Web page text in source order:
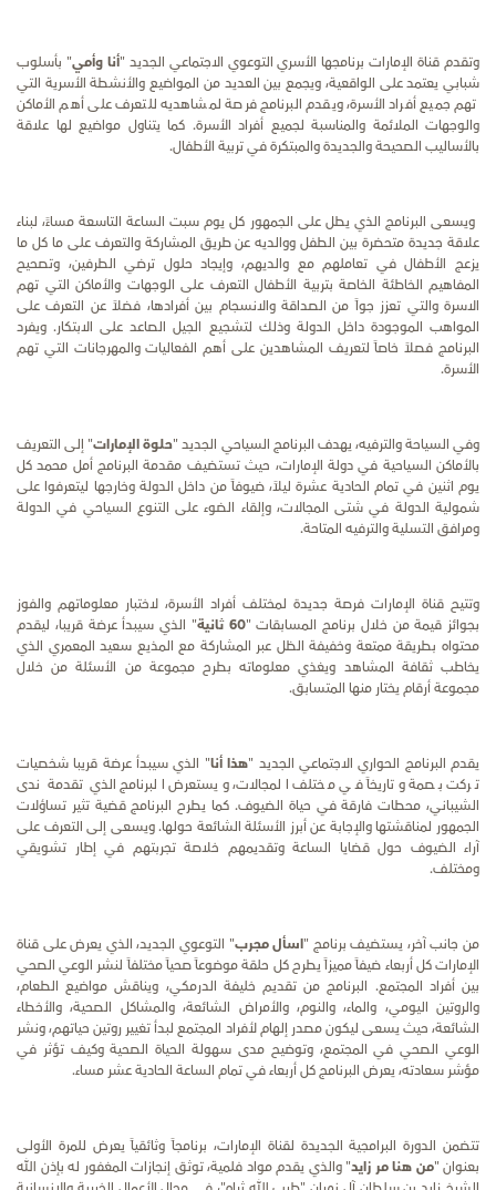
وتقدم قناة الإمارات برنامجها الأسري التوعوي الاجتماعي الجديد "أنا وأمي" بأسلوب
شبابي يعتمد على الواقعية، ويجمع بين العديد من المواضيع والأنشطة الأسرية التي
تهم جميع أفراد الأسرة، ويقدم البرنامج فرصة لمشاهديه للتعرف على أهم الأماكن
والوجهات الملائمة والمناسبة لجميع أفراد الأسرة. كما يتناول مواضيع لها علاقة
بالأساليب الصحيحة والجديدة والمبتكرة في تربية الأطفال.
ويسعى البرنامج الذي يطل على الجمهور كل يوم سبت الساعة التاسعة مساءً، لبناء
علاقة جديدة متحضرة بين الطفل ووالديه عن طريق المشاركة والتعرف على ما كل ما
يزعج الأطفال في تعاملهم مع والديهم، وإيجاد حلول ترضي الطرفين، وتصحيح
المفاهيم الخاطئة الخاصة بتربية الأطفال التعرف على الوجهات والأماكن التي تهم
الاسرة والتي تعزز جواً من الصداقة والانسجام بين أفرادها، فضلاً عن التعرف على
المواهب الموجودة داخل الدولة وذلك لتشجيع الجيل الصاعد على الابتكار. ويفرد
البرنامج فصلاً خاصاً لتعريف المشاهدين على أهم الفعاليات والمهرجانات التي تهم
الأسرة.
وفي السياحة والترفيه، يهدف البرنامج السياحي الجديد "حلوة الإمارات" إلى التعريف
بالأماكن السياحية في دولة الإمارات، حيث تستضيف مقدمة البرنامج أمل محمد كل
يوم اثنين في تمام الحادية عشرة ليلاً، ضيوفاً من داخل الدولة وخارجها ليتعرفوا على
شمولية الدولة في شتى المجالات، وإلقاء الضوء على التنوع السياحي في الدولة
ومرافق التسلية والترفيه المتاحة.
وتتيح قناة الإمارات فرصة جديدة لمختلف أفراد الأسرة، لاختبار معلوماتهم والفوز
بجوائز قيمة من خلال برنامج المسابقات "60 ثانية " الذي سيبدأ عرضة قريبا، ليقدم
محتواه بطريقة ممتعة وخفيفة الظل عبر المشاركة مع المذيع سعيد المعمري الذي
يخاطب ثقافة المشاهد ويغذي معلوماته بطرح مجموعة من الأسئلة من خلال
مجموعة أرقام يختار منها المتسابق.
يقدم البرنامج الحواري الاجتماعي الجديد "هذا أنا" الذي سيبدأ عرضة قريبا شخصيات
تركت بصمة وتاريخاً في مختلف المجالات، ويستعرض البرنامج الذي تقدمة ندى
الشيباني، محطات فارقة في حياة الضيوف. كما يطرح البرنامج قضية تثير تساؤلات
الجمهور لمناقشتها والإجابة عن أبرز الأسئلة الشائعة حولها. ويسعى إلى التعرف على
آراء الضيوف حول قضايا الساعة وتقديمهم خلاصة تجربتهم في إطار تشويقي
ومختلف.
من جانب آخر، يستضيف برنامج "اسأل مجرب" التوعوي الجديد، الذي يعرض على قناة
الإمارات كل أربعاء ضيفاً مميزاً يطرح كل حلقة موضوعاً صحياً مختلفاً لنشر الوعي الصحي
بين أفراد المجتمع. البرنامج من تقديم خليفة الدرمكي، ويناقش مواضيع الطعام،
والروتين اليومي، والماء، والنوم، والأمراض الشائعة، والمشاكل الصحية، والأخطاء
الشائعة، حيث يسعى ليكون مصدر إلهام لأفراد المجتمع لبدأ تغيير روتين حياتهم، ونشر
الوعي الصحي في المجتمع، وتوضيح مدى سهولة الحياة الصحية وكيف تؤثر في
مؤشر سعادته، يعرض البرنامج كل أربعاء في تمام الساعة الحادية عشر مساء.
تتضمن الدورة البرامجية الجديدة لقناة الإمارات، برنامجاً وثائقياً يعرض للمرة الأولى
بعنوان "من هنا مر زايد" والذي يقدممواد فلمية، توثق إنجازات المغفور له بإذن الله